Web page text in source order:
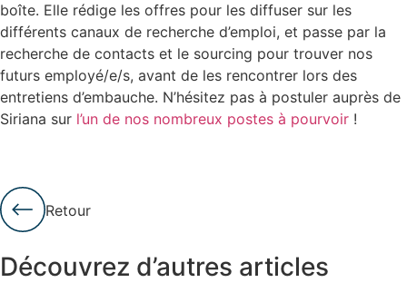
boîte. Elle rédige les offres pour les diffuser sur les
différents canaux de recherche d’emploi, et passe par la
recherche de contacts et le sourcing pour trouver nos
futurs employé/e/s, avant de les rencontrer lors des
entretiens d’embauche. N’hésitez pas à postuler auprès de
Siriana sur l’un de nos nombreux postes à pourvoir !
Retour
Découvrez d’autres articles